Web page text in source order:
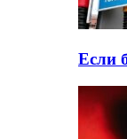
Если